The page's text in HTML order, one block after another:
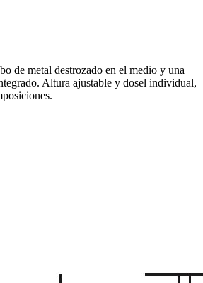
de metal destrozado en el medio y una
Altura ajustable y dosel individual,